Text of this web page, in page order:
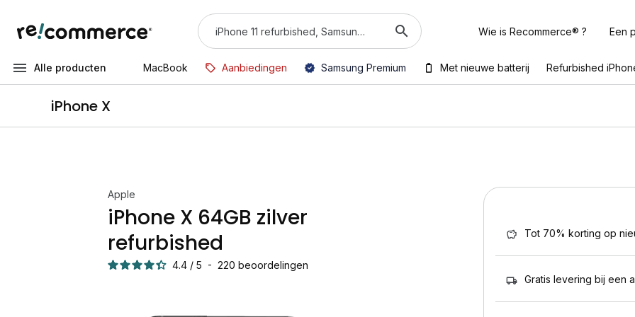
Wie is Recommerce® ? Een
Alle producten MacBook Aanbiedingen Samsung Premium Met nieuwe batterij Refurbished
iPhone X
Apple
iPhone X 64GB zilver
refurbished
4.4 / 5 - 220 beoordelingen
Tot 70% korting op
Gratis levering bij een